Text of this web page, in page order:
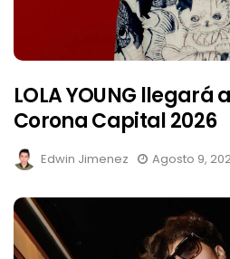
LOLA YOUNG llegará
Corona Capital 2026
Edwin Jimenez Agosto 9,